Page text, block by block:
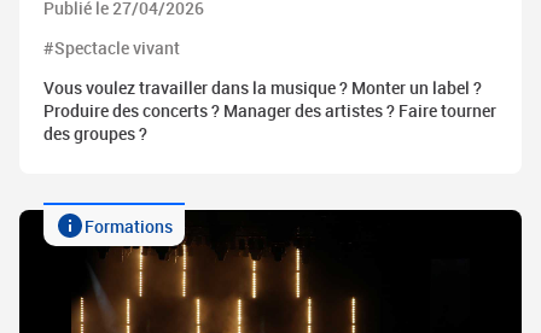
Publié le 27/04/2026
#Spectacle vivant
Vous voulez travailler dans la musique ? Monter un label ?
Produire des concerts ? Manager des artistes ? Faire tourner
des groupes ?
Formations